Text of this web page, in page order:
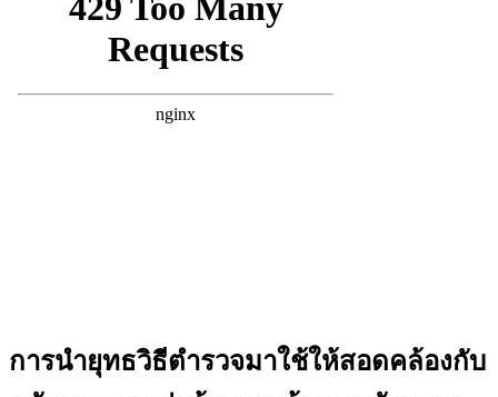
การนำยุทธวิธีตำรวจมาใช้ให้สอดคล้องกับ